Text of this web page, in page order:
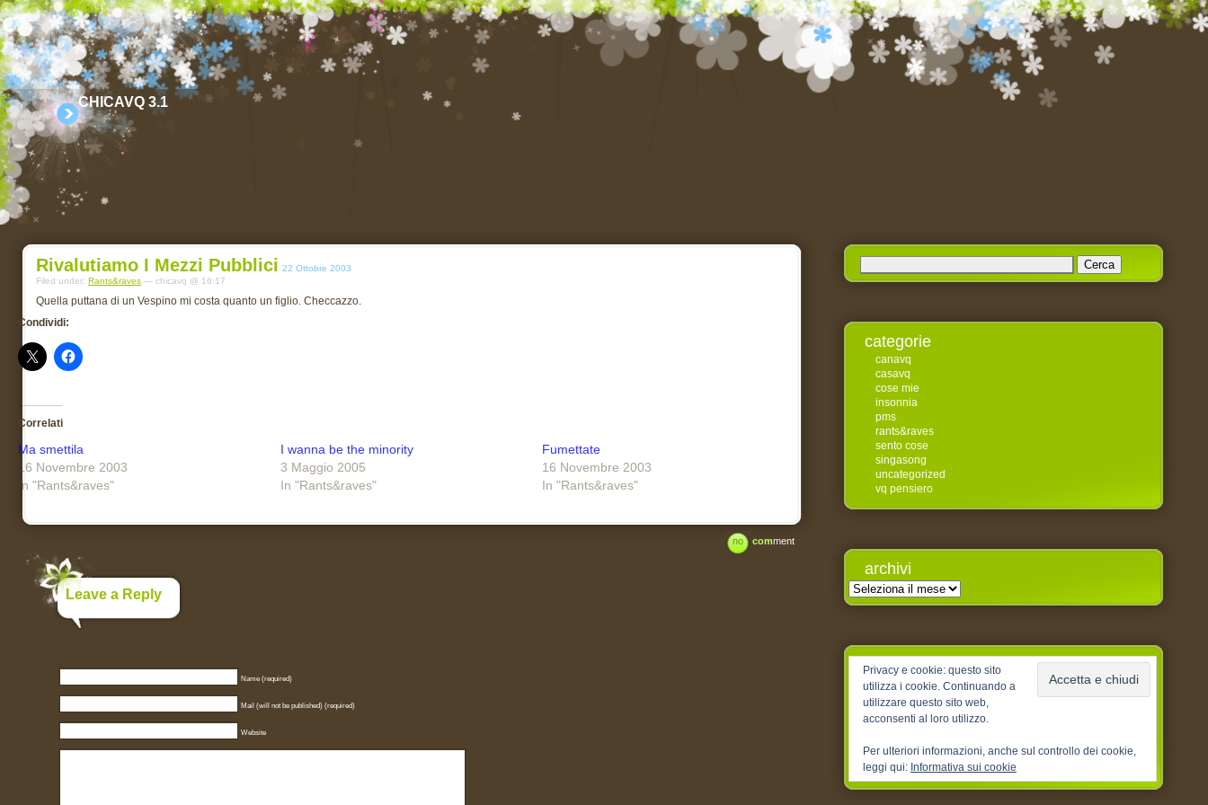
CHICAVQ 3.1
Rivalutiamo I Mezzi Pubblici 22 Ottobre 2003
Filed under: Rants&raves — chicavq @ 16:17
Quella puttana di un Vespino mi costa quanto un figlio. Checcazzo.
Condividi:
Correlati
Ma smettila
16 Novembre 2003
In "Rants&raves"
I wanna be the minority
3 Maggio 2005
In "Rants&raves"
Fumettate
16 Novembre 2003
In "Rants&raves"
no comment
Leave a Reply
Name (required)
Mail (will not be published) (required)
Website
Ricerca
per:
categorie
canavq
casavq
cose mie
insonnia
pms
rants&raves
sento cose
singasong
uncategorized
vq pensiero
archivi
Archivi
Privacy e cookie: questo sito
utilizza i cookie. Continuando a
utilizzare questo sito web,
acconsenti al loro utilizzo.
Per ulteriori informazioni, anche sul controllo dei cookie,
leggi qui: Informativa sui cookie